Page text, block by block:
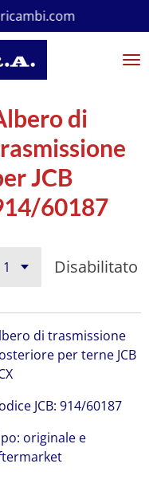
di
JCB
60187
Disabilitato
di trasmissione
per terne JCB
odice JCB: 914/60187
originale e